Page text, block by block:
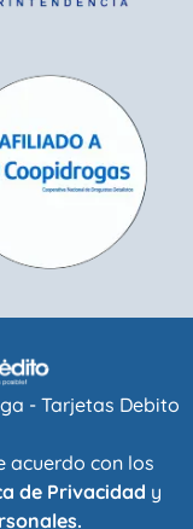
- Tarjetas Debito
acuerdo con los
de Privacidad y